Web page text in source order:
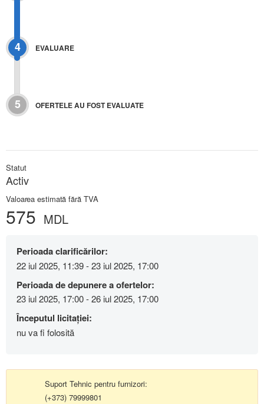
4 EVALUARE
5 OFERTELE AU FOST EVALUATE
Statut
Activ
Valoarea estimată fără TVA
575 MDL
Perioada clarificărilor:
22 iul 2025, 11:39 - 23 iul 2025, 17:00
Perioada de depunere a ofertelor:
23 iul 2025, 17:00 - 26 iul 2025, 17:00
Începutul licitației:
nu va fi folosită
Suport Tehnic pentru furnizori:
(+373) 79999801